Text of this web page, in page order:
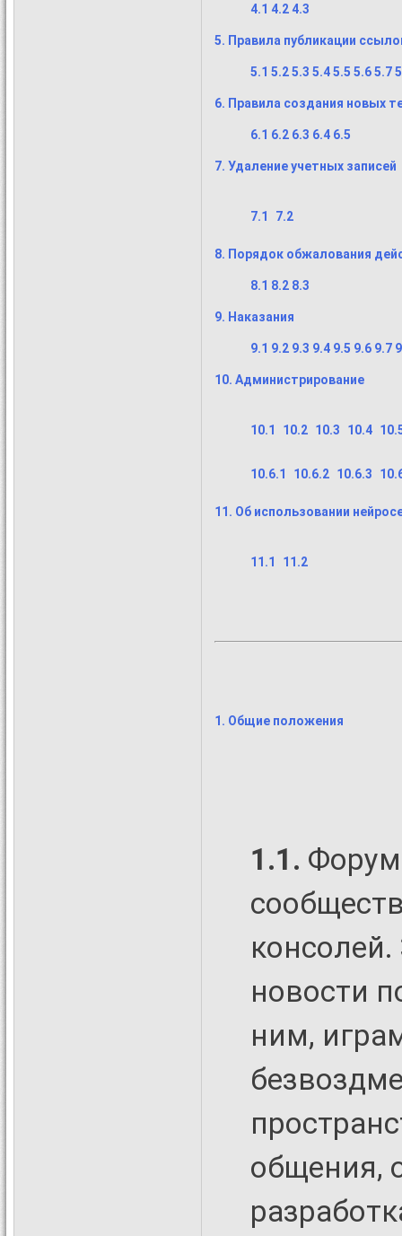
4.1 4.2 4.3
5. Правила публикации
5.1 5.25.3 5.45.5 5.65.7
6. Правила создания новых
6.1 6.2 6.3 6.4 6.5
7. Удаление учетных записей
7.1 7.2
8. Порядок обжалования
8.1 8.2 8.3
9. Наказания
9.1 9.2 9.3 9.4 9.5 9.6 9.7
10. Администрирование
10.1 10.2 10.3 10.4
10.6.1 10.6.2 10.6.3
11. Об использовании
11.1 11.2
1. Общие положения
1.1.
консолей.
новости
ним,
общения,